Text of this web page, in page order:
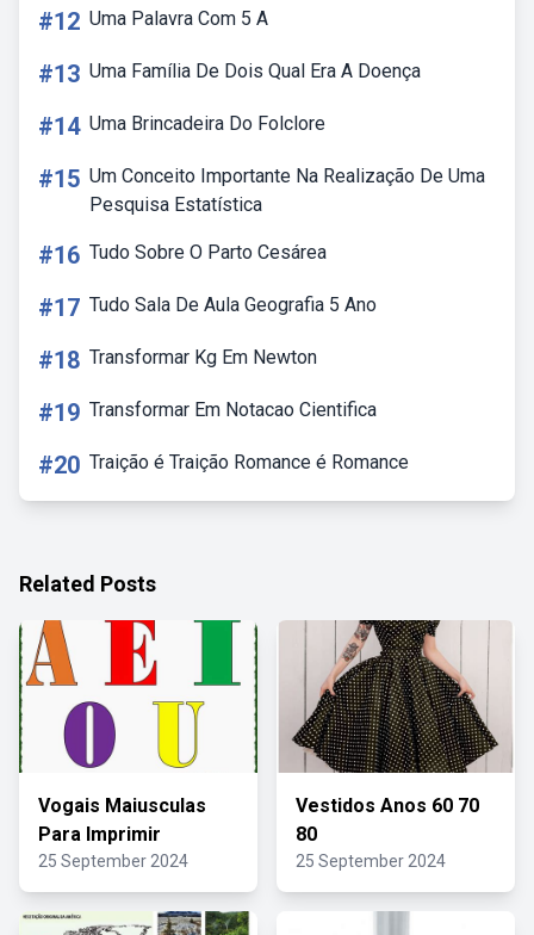
#12 Uma Palavra Com 5 A
#13 Uma Família De Dois Qual Era A Doença
#14 Uma Brincadeira Do Folclore
#15 Um Conceito Importante Na Realização De Uma
Pesquisa Estatística
#16 Tudo Sobre O Parto Cesárea
#17 Tudo Sala De Aula Geografia 5 Ano
#18 Transformar Kg Em Newton
#19 Transformar Em Notacao Cientifica
#20 Traição é Traição Romance é Romance
Related Posts
Vogais Maiusculas
Para Imprimir
25 September 2024
Vestidos Anos 60 70
80
25 September 2024